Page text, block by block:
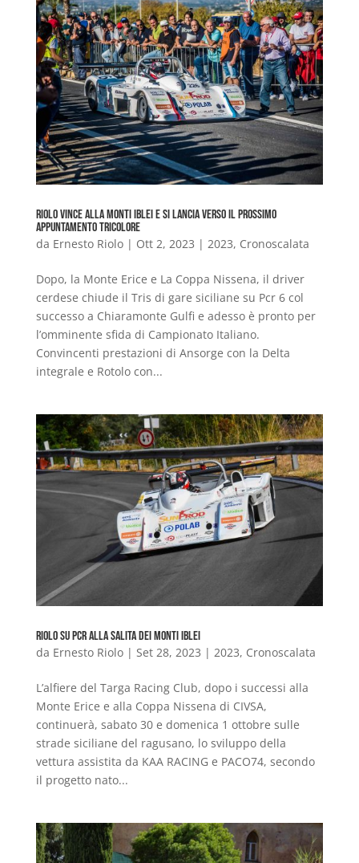
Riolo vince alla Monti Iblei e si lancia verso il prossimo
appuntamento Tricolore
da Ernesto Riolo| Ott 2, 2023 | 2023, Cronoscalata
Dopo, la Monte Erice e La Coppa Nissena, il driver
cerdese chiude il Tris di gare siciliane su Pcr 6 col
successo a Chiaramonte Gulfi e adesso è pronto per
l’omminente sfida di Campionato Italiano.
Convincenti prestazioni di Ansorge con la Delta
integrale e Rotolo con...
Riolo su PCR alla Salita dei Monti Iblei
da Ernesto Riolo| Set 28, 2023 | 2023, Cronoscalata
L’alfiere del Targa Racing Club, dopo i successi alla
Monte Erice e alla Coppa Nissena di CIVSA,
continuerà, sabato 30 e domenica 1 ottobre sulle
strade siciliane del ragusano, lo sviluppo della
vettura assistita da KAA RACING e PACO74, secondo
il progetto nato...